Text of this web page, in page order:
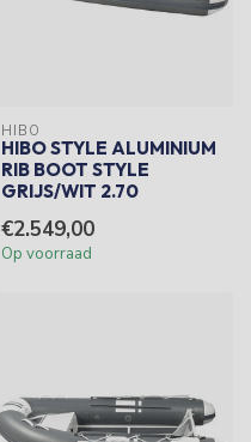
HIBO
HIBO STYLE ALUMINIUM
RIB BOOT STYLE
GRIJS/WIT 2.70
€2.549,00
Op voorraad